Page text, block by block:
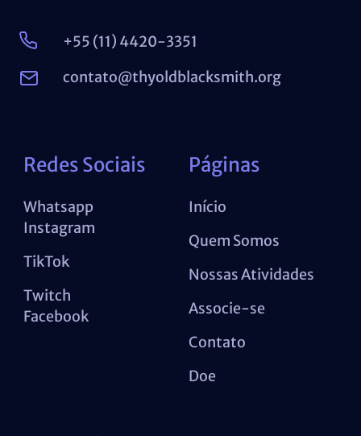
+55 (11) 4420-3351
contato@thyoldblacksmith.org
Redes Sociais
Whatsapp
Instagram
TikTok
Twitch
Facebook
Páginas
Início
Quem Somos
Nossas Atividades
Associe-se
Contato
Doe